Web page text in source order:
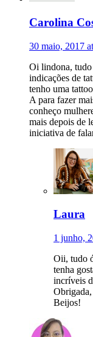
Carolina
30 maio, 2017
Oi lindona, tudo
indicações de
tenho uma
A para fazer
conheço
mais depois de
iniciativa de
Laura
1 junho,
Oii, tudo
tenha
incríveis
Obrigada,
Beijos!